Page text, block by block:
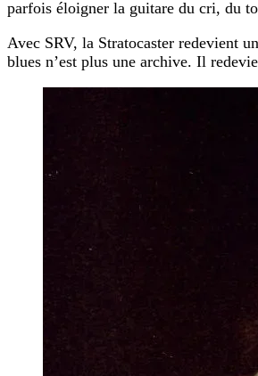
parfois éloigner la guitare du cri, du
Avec SRV, la Stratocaster redevient
blues n’est plus une archive. Il